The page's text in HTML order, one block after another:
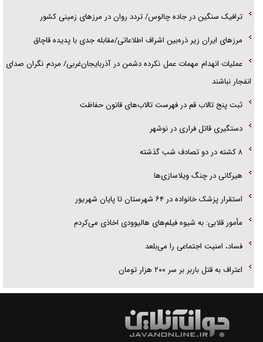
ترافیک سنگین در جاده چالوس/ تردد روان در مرز‌های زمینی کشور
مرز‌های ایران زیر ذره‌بین اشراف اطلاعاتی/مقابله جدی با پدیده قاچاق
عملیات انهدام مهمات عمل نکرده دشمن در آذربایجان‌غربی/ مردم نگران صدای
انفجار نباشند
ثبت پنج تالاب قم در فهرست تالاب‌های قانون حفاظت
دستگیری قاتل فراری در نوشهر
۸ کشته در دو تصادف شب گذشته
هیرکانی در چنگ ویلاسازی‌ها
‌استقرار پزشک خانواده در ۶۴ شهرستان تا پایان شهریور
مأمور قلابی: به شیوه فیلم‌های هالیوودی اخاذی می‌کردم
فساد، امنیت اجتماعی را می‌بلعد
‌‌اعتراف به قتل باربر بر سر ۲۰۰ هزار تومان